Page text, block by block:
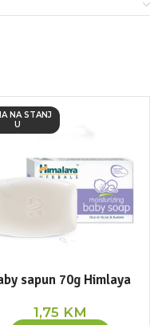
NA STANJ
U
sapun 70g Himlaya
1,75 KM